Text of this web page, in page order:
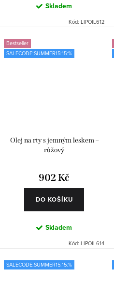
Skladem
Kód: LIPOIL612
Bestseller
SALECODE:SUMMER15:15:%
Olej na rty s jemným leskem –
růžový
902 Kč
DO KOŠÍKU
Skladem
Kód: LIPOIL614
SALECODE:SUMMER15:15:%